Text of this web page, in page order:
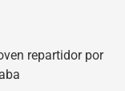
repartidor por